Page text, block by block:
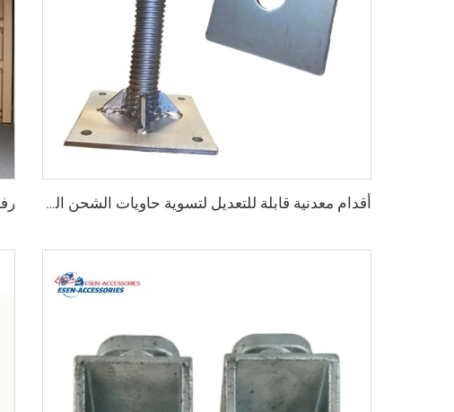
أقدام معدنية قابلة للتعديل لتسوية حاويات الشحن الثقيلة من 75 مم حتى 260 مم بسعة تحمل 12000 كجم